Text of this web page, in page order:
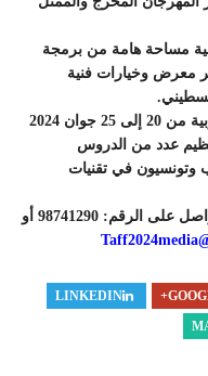
مساحة هامة من برمجة
معرض وخيارات فنية
ويحرص مهرجان جربة تونس للسينما العربية من 20 إلى 25 جوان 2024
عدد من الدروس
وتونسيون في تقنيات
لمزيد من المعلومات والتنسيق الرجاء التواصل على الرقم: 98741290 أو
LINKEDIN